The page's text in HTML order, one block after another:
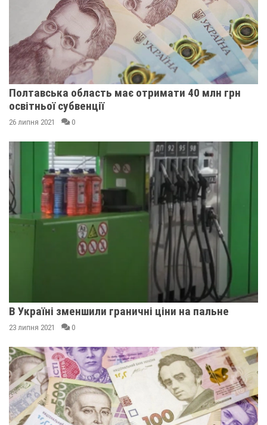
Полтавська область має отримати 40 млн грн
освітньої субвенції
26 липня 2021 0
В Україні зменшили граничні ціни на пальне
23 липня 2021 0